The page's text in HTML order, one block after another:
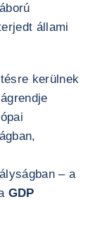
állami
kerülnek
– a
GDP